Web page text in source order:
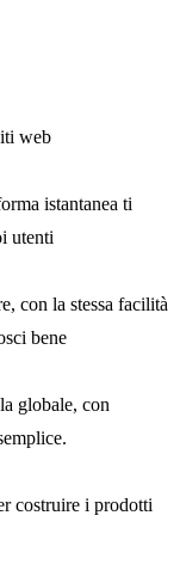
web
istantanea ti
utenti
con la stessa facilità
bene
globale, con
costruire i prodotti